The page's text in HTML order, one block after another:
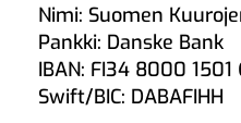
Nimi: Suomen
Pankki: Danske Bank
IBAN: FI34 8000
Swift/BIC: DABAFIHH